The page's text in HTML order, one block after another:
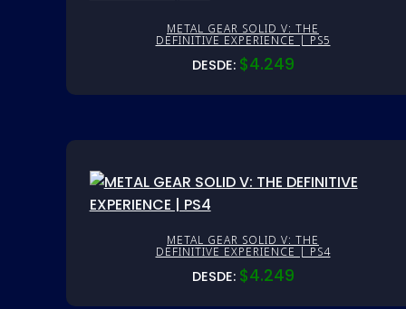
METAL GEAR SOLID V: THE
DEFINITIVE EXPERIENCE | PS5
DESDE: $4.249
METAL GEAR SOLID V: THE
DEFINITIVE EXPERIENCE | PS4
DESDE: $4.249